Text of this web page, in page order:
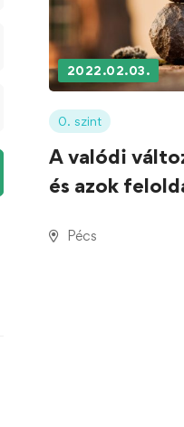
2022.02.03.
0. szint
A valódi
és azok
Pécs